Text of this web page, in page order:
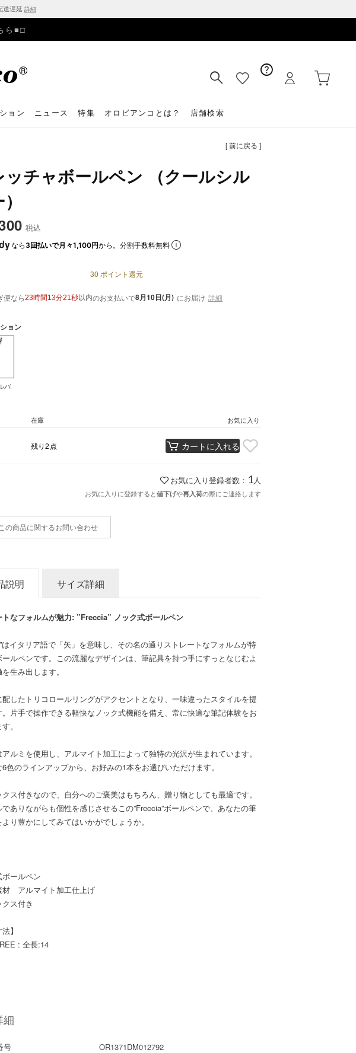
送遅延 詳細
ら■□
ョン ニュース 特集 オロビアンコとは？ 店舗検索
[ 前に戻る ]
ッチャボールペン （クールシル
税込
なら 3回払いで月々1,100円から。分割手数料無料
30 ポイント還元
便なら23時間13分21秒以内のお支払いで8月10日(月) にお届け 詳細
ョン
バ
在庫 お気に入り
残り2点 カートに入れる
お気に入り登録者数： 1 人
お気に入りに登録すると値下げや再入荷の際にご連絡します
この商品に関するお問い合わせ
説明 サイズ詳細
トなフォルムが魅力: ”Freccia” ノック式ボールペン
はイタリア語で「矢」を意味し、その名の通りストレートなフォルムが特
ルペンです。この流麗なデザインは、筆記具を持つ手にすっとなじむよ
生み出します。
配したトリコロールリングがアクセントとなり、一味違ったスタイルを提
片手で操作できる軽快なノック式機能を備え、常に快適な筆記体験をお
。
ルミを使用し、アルマイト加工によって独特の光沢が生まれています。
色のラインアップから、お好みの1本をお選びいただけます。
ス付きなので、自分へのご褒美はもちろん、贈り物としても最適です。
でありながらも個性を感じさせるこの”Freccia”ボールペンで、あなたの筆
り豊かにしてみてはいかがでしょうか。
ボールペン
材 アルマイト加工仕上げ
ス付き
】
: 全長:14
細
号
OR1371DM012792